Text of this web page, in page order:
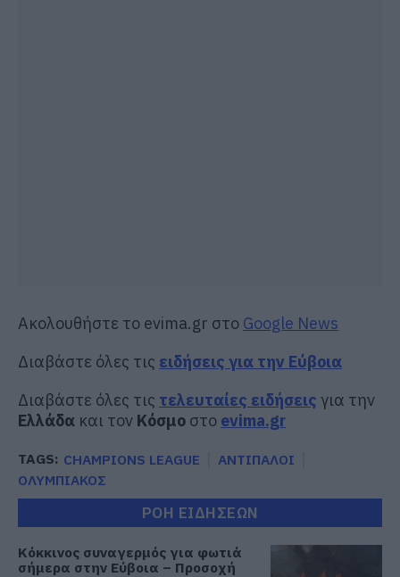
Ακολουθήστε το evima.gr στο Google News
Διαβάστε όλες τις ειδήσεις για την Εύβοια
Διαβάστε όλες τις τελευταίες ειδήσεις για την
Ελλάδα και τον Κόσμο στο evima.gr
TAGS: CHAMPIONS LEAGUE
ΑΝΤΙΠΑΛΟΙ
ΟΛΥΜΠΙΑΚΟΣ
ΡΟΗ ΕΙΔΗΣΕΩΝ
Κόκκινος συναγερμός για φωτιά
σήμερα στην Εύβοια – Προσοχή